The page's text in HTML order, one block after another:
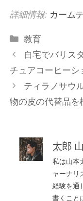
詳細情報: カーム
カ
テ
リ
ー
教育
自宅でバリス
チュアコーヒーシ
ティラノサウ
物の皮の代替品を
太郎
私は山本
ャーナリ
経験を通
書くこと